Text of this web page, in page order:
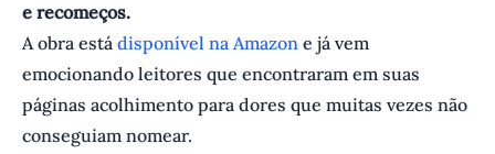
e recomeços.
A obra está disponível na Amazon e já vem
emocionando leitores que encontraram em suas
páginas acolhimento para dores que muitas vezes não
conseguiam nomear.